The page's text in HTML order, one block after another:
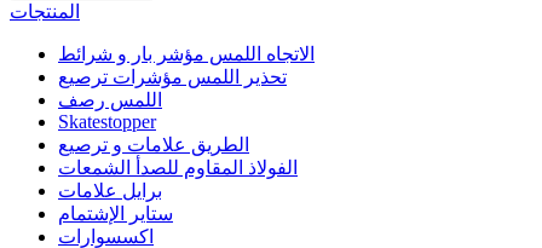
المنتجات
الاتجاه اللمس مؤشر بار و شرائط
تحذير اللمس مؤشرات ترصيع
اللمس رصف
Skatestopper
الطريق علامات و ترصيع
الفولاذ المقاوم للصدأ الشمعات
برايل علامات
ستاير الإشتمام
اكسسوارات